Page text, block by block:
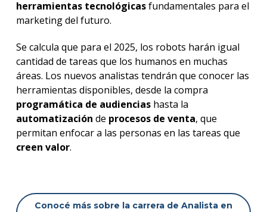
herramientas tecnológicasfundamentales para el
marketing del futuro.
Se calcula que para el 2025, los robots harán igual
cantidad de tareas que los humanos en muchas
áreas. Los nuevos analistas tendrán que conocer las
herramientas disponibles, desde la compra
programática de audienciashasta la
automatización de procesos de venta, que
permitan enfocar a las personas en las tareas que
creen valor.
Conocé más sobre la carrera de Analista en